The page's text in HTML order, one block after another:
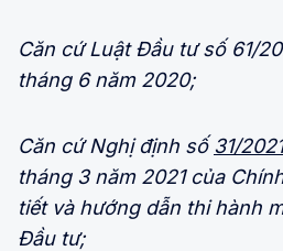
Căn cứ Luật Đầu tư số 61/
tháng 6 năm 2020;
Căn cứ Nghị định số 31/
tháng 3 năm 2021 của
tiết và hướng dẫn thi hành
Đầu tư;